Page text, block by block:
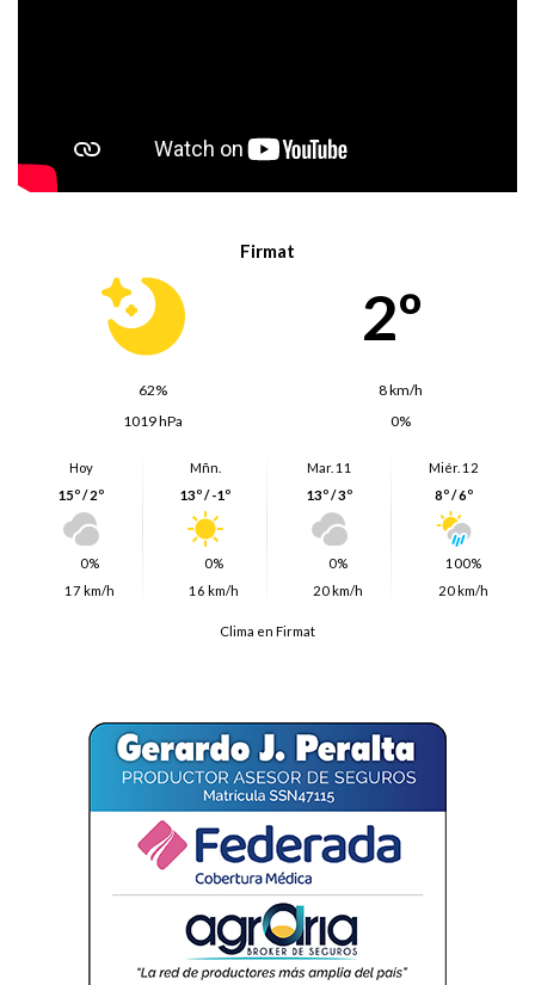
Firmat
2º
62%
8 km/h
1019 hPa
0%
Hoy
15º / 2º
0%
17 km/h
Mñn.
13º / -1º
0%
16 km/h
Mar. 11
13º / 3º
0%
20 km/h
Miér. 12
8º / 6º
100%
20 km/h
Clima en Firmat